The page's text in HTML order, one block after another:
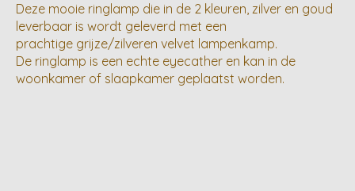
Deze mooie ringlamp die in de 2 kleuren, zilver en goud
leverbaar is wordt geleverd met een
prachtige grijze/zilveren velvet lampenkamp.
De ringlamp is een echte eyecather en kan in de
woonkamer of slaapkamer geplaatst worden.